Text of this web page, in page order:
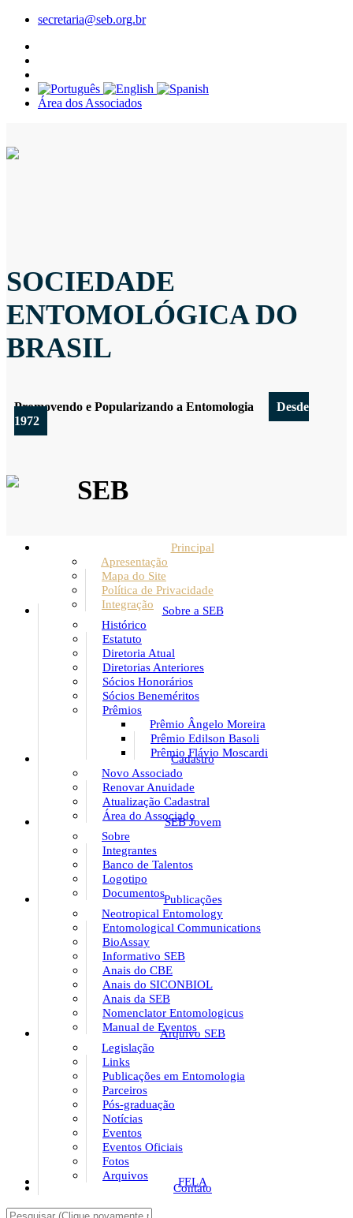
secretaria@seb.org.br
Área dos Associados
SOCIEDADE
ENTOMOLÓGICA DO
BRASIL
Promovendo e Popularizando a Entomologia
Desde
1972
SEB
Principal
Apresentação
Mapa do Site
Política de Privacidade
Integração
Sobre a SEB
Histórico
Estatuto
Diretoria Atual
Diretorias Anteriores
Sócios Honorários
Sócios Beneméritos
Prêmios
Prêmio Ângelo Moreira
Prêmio Edilson Basoli
Prêmio Flávio Moscardi
Cadastro
Novo Associado
Renovar Anuidade
Atualização Cadastral
Área do Associado
SEB Jovem
Sobre
Integrantes
Banco de Talentos
Logotipo
DocumentosPublicações
Neotropical Entomology
Entomological Communications
BioAssay
Informativo SEB
Anais do CBE
Anais do SICONBIOL
Anais da SEB
Nomenclator Entomologicus
Manual de Eventos
Arquivo SEB
Legislação
Links
Publicações em Entomologia
Parceiros
Pós-graduação
Notícias
Eventos
Eventos Oficiais
Fotos
Arquivos
FELA
Contato